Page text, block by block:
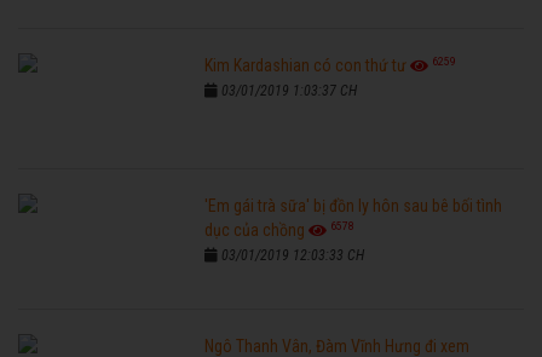
Kim Kardashian có con thứ tư 6259
03/01/2019 1:03:37 CH
'Em gái trà sữa' bị đồn ly hôn sau bê bối tình
dục của chồng
6578
03/01/2019 12:03:33 CH
Ngô Thanh Vân, Đàm Vĩnh Hưng đi xem